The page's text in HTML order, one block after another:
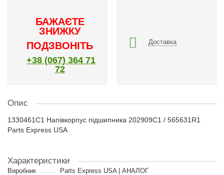
БАЖАЄТЕ
ЗНИЖКУ
ПОДЗВОНІТЬ
+38 (067) 364 71
72
Доставка
Опис
1330461C1 Напівкорпус підшипника 202909C1 / 565631R1
Parts Express USA
Характеристики
Виробник
Parts Express USA | АНАЛОГ